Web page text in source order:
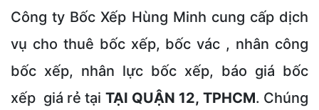
Công ty Bốc Xếp Hùng Minh cung cấp dịch
vụ cho thuê bốc xếp, bốc vác , nhân công
bốc xếp, nhân lực bốc xếp, báo giá bốc
xếp giá rẻ tại TẠI QUẬN 12, TPHCM. Chúng